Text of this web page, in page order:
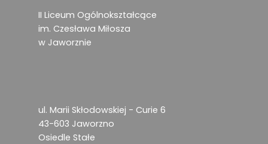
II Liceum Ogólnokształcące
im. Czesława Miłosza
w Jaworznie
ul. Marii Skłodowskiej - Curie 6
43-603 Jaworzno
Osiedle Stałe